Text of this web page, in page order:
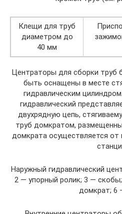
Клещи для труб
диаметром до
40 мм
Центраторы для сборки труб
быть оснащены в месте
гидравлическим
гидравлический
двухрядную цепь,
труб домкратом,
домкрата осуществляется от
Наружный гидравлический
2 — упорный ролик; 3 —
домкрат; 6